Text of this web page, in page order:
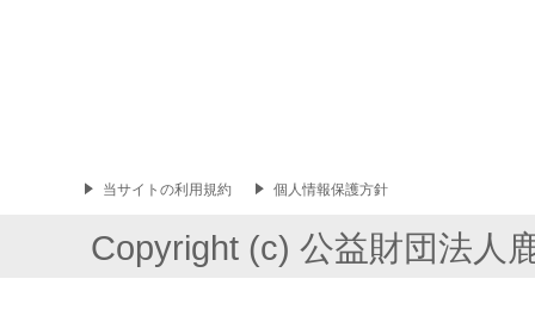
当サイトの利用規約 個人情報保護方針
Copyright (c) 公益財団法人